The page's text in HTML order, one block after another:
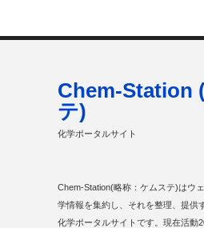
Chem-Station
テ)
化学ポータルサイト
Chem-Station(略称：ケムステ)はウ
学情報を集約し、それを整理、提供
化学ポータルサイトです。現在活動